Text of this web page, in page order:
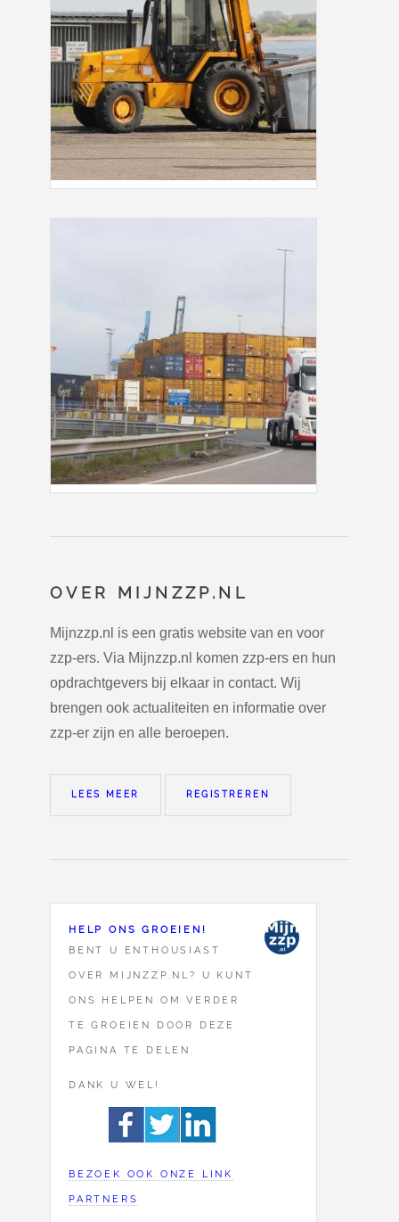
OVER MIJNZZP.NL
Mijnzzp.nl is een gratis website van en voor
zzp-ers. Via Mijnzzp.nl komen zzp-ers en hun
opdrachtgevers bij elkaar in contact. Wij
brengen ook actualiteiten en informatie over
zzp-er zijn en alle beroepen.
LEES MEER REGISTREREN
HELP ONS GROEIEN!
BENT U ENTHOUSIAST
OVER MIJNZZP.NL? U KUNT
ONS HELPEN OM VERDER
TE GROEIEN DOOR DEZE
PAGINA TE DELEN.
DANK U WEL!
BEZOEK OOK ONZE LINK
PARTNERS